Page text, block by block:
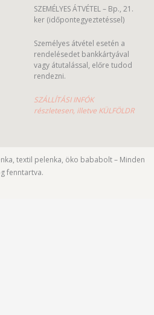
SZEMÉLYES ÁTVÉTEL – Bp., 21.
ker (időpontegyeztetéssel)
Személyes átvétel esetén a
rendelésedet bankkártyával
vagy átutalással, előre tudod
rendezni.
SZÁLLÍTÁSI INFÓK
részletesen, illetve KÜLFÖLDR
textil pelenka, öko bababolt – Minden
fenntartva.